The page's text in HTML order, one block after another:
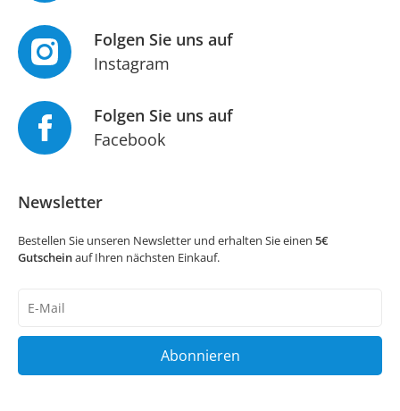
Folgen Sie uns auf
Instagram
Folgen Sie uns auf
Facebook
Newsletter
Bestellen Sie unseren Newsletter und erhalten Sie einen 5€
Gutscheinauf Ihren nächsten Einkauf.
Honig
Abonnieren